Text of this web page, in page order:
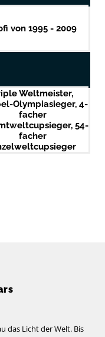
von 1995 - 2009
Weltmeister,
Olympiasieger, 4-
facher
54-
facher
das Licht der Welt. Bis